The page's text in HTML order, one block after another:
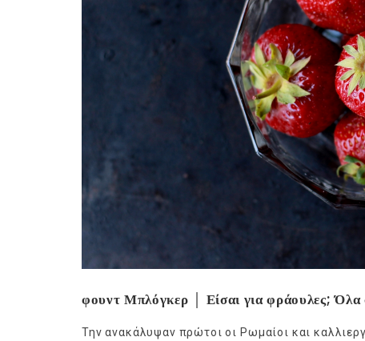
φουντ Μπλόγκερ │ Είσαι για φράουλες; Όλα
Την ανακάλυψαν πρώτοι οι Ρωμαίοι και